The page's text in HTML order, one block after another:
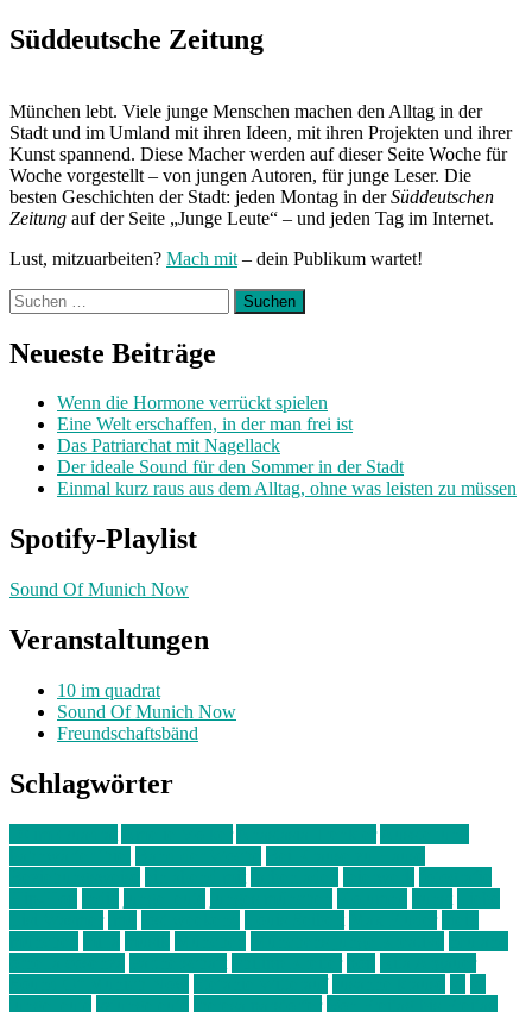
Post:
Süddeutsche Zeitung
München lebt. Viele junge Menschen machen den Alltag in der
Stadt und im Umland mit ihren Ideen, mit ihren Projekten und ihrer
Kunst spannend. Diese Macher werden auf dieser Seite Woche für
Woche vorgestellt – von jungen Autoren, für junge Leser. Die
besten Geschichten der Stadt: jeden Montag in derSüddeutschen
Zeitung auf der Seite „Junge Leute“ – und jeden Tag im Internet.
Lust, mitzuarbeiten? Mach mit – dein Publikum wartet!
Suchen
nach:
Neueste Beiträge
Wenn die Hormone verrückt spielen
Eine Welt erschaffen, in der man frei ist
Das Patriarchat mit Nagellack
Der ideale Sound für den Sommer in der Stadt
Einmal kurz raus aus dem Alltag, ohne was leisten zu müssen
Spotify-Playlist
Sound Of Munich Now
Veranstaltungen
10 im quadrat
Sound Of Munich Now
Freundschaftsbänd
Schlagwörter